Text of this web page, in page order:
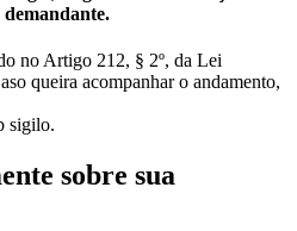
demandante.
no Artigo 212, § 2º, da Lei
queira acompanhar o andamento,
sigilo.
sobre sua